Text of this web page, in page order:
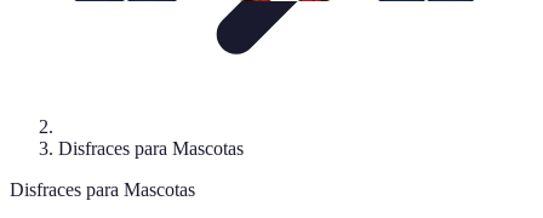
Disfraces para Mascotas
Disfraces para Mascotas